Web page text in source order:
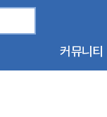
커뮤니티